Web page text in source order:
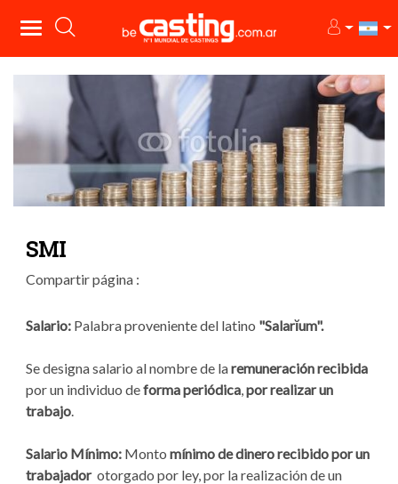
SMI
Compartir página :
Salario: Palabra proveniente del latino "Salarĭum".
Se designa salario al nombre de laremuneración recibida
por un individuo deforma periódica,por realizar un
trabajo.
Salario Mínimo: Monto mínimo de dinero recibido por un
trabajador otorgado por ley, por la realización de un